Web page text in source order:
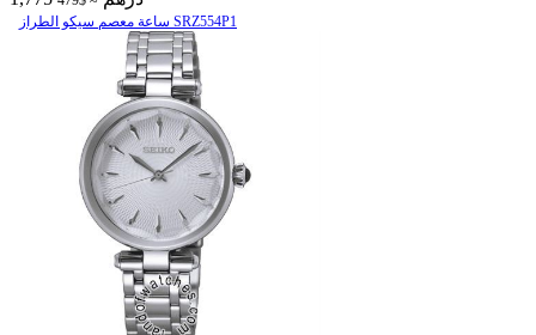
ساعة معصم سیکو الطراز SRZ554P1